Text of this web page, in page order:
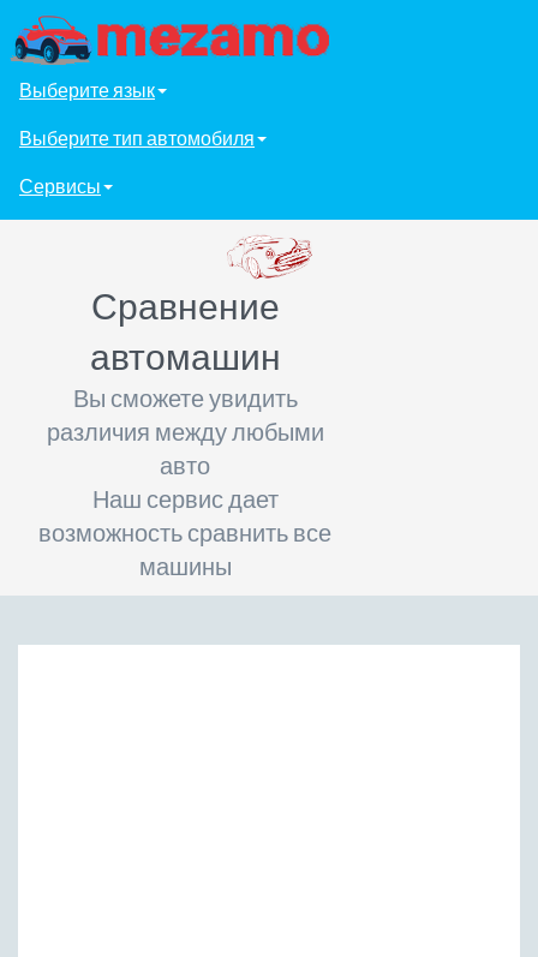
Выберите язык
Выберите тип автомобиля
Сервисы
Сравнение
автомашин
Вы сможете увидить
различия между любыми
авто
Наш сервис дает
возможность сравнить все
машины